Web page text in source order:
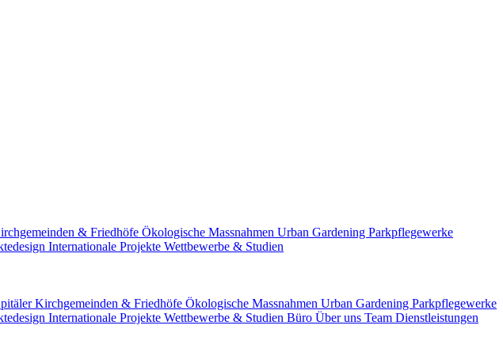
& Friedhöfe Ökologische Massnahmen Urban Gardening Parkpflegewerke
Internationale Projekte Wettbewerbe & Studien
Kirchgemeinden & Friedhöfe Ökologische Massnahmen Urban Gardening Parkpflegewerke
Internationale Projekte Wettbewerbe & Studien Büro Über uns Team Dienstleistungen